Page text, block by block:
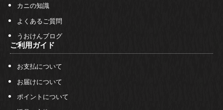
カニの知識
よくあるご質問
うおけんブログ
ご利用ガイド
お支払について
お届けについて
ポイントについて